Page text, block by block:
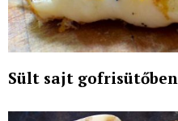
Sült sajt gofrisütőben